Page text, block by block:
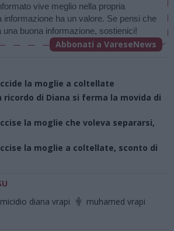
vive meglio nella propria
informazione ha un valore. Se pensi che
buona informazione, sostienici!
Abbonati a VareseNews
la moglie a coltellate
ricordo di Diana si ferma la movida di
la moglie che voleva separarsi,
la moglie a coltellate, sconto di
diana vrapi
muhamed vrapi